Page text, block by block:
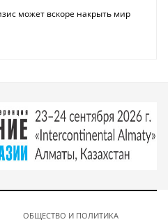
может вскоре накрыть мир
ОБЩЕСТВО И ПОЛИТИКА